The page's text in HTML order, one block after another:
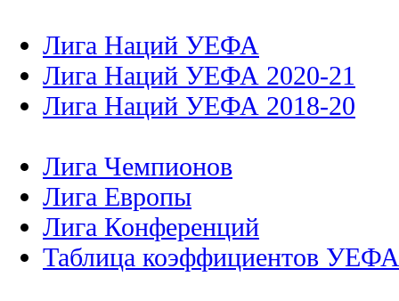
Лига Наций УЕФА
Лига Наций УЕФА 2020-21
Лига Наций УЕФА 2018-20
Лига Чемпионов
Лига Европы
Лига Конференций
Таблица коэффициентов УЕФА